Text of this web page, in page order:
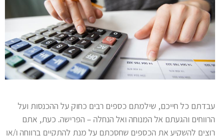
עבדתם כל חייכם, שילמתם כספים רבים כחוק על ההכנסות ועל
הרווחים והגעתם אל המנוחה ואל הנחלה – הפרישה. כעת, אתם
רוצים להשקיע את הכספים שחסכתם על מנת להתקיים ברווחה ו/או